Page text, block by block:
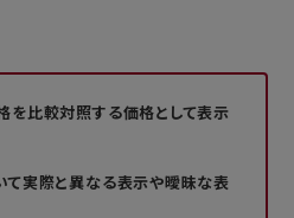
を比較対照する価格として表示
て実際と異なる表示や曖昧な表